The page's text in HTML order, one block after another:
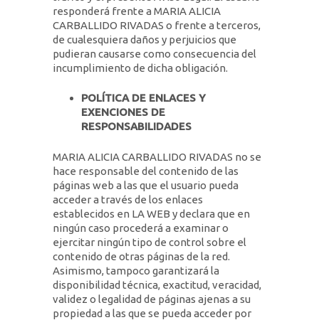
responderá frente a MARIA ALICIA
CARBALLIDO RIVADAS o frente a terceros,
de cualesquiera daños y perjuicios que
pudieran causarse como consecuencia del
incumplimiento de dicha obligación.
POLÍTICA DE ENLACES Y
EXENCIONES DE
RESPONSABILIDADES
MARIA ALICIA CARBALLIDO RIVADAS no se
hace responsable del contenido de las
páginas web a las que el usuario pueda
acceder a través de los enlaces
establecidos en LA WEB y declara que en
ningún caso procederá a examinar o
ejercitar ningún tipo de control sobre el
contenido de otras páginas de la red.
Asimismo, tampoco garantizará la
disponibilidad técnica, exactitud, veracidad,
validez o legalidad de páginas ajenas a su
propiedad a las que se pueda acceder por